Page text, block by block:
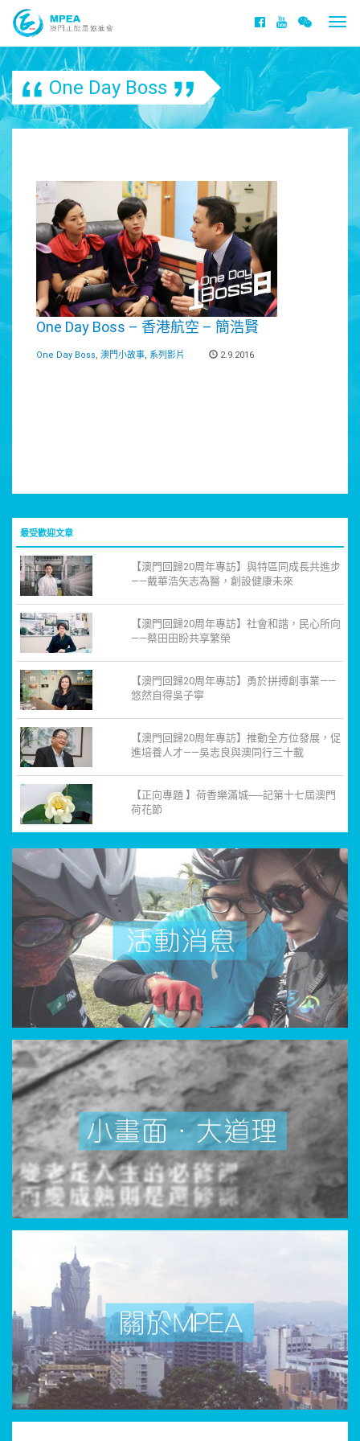
One Day Boss
One Day Boss – 香港航空 – 簡浩賢
One Day Boss, 澳門小故事, 系列影片 2.9.2016
最受歡迎文章
【澳門回歸20周年專訪】與特區同成長共進步
——戴華浩矢志為醫，創設健康未來
【澳門回歸20周年專訪】社會和諧，民心所向
——蔡田田盼共享繁榮
【澳門回歸20周年專訪】勇於拼搏創事業——
悠然自得吳子寧
【澳門回歸20周年專訪】推動全方位發展，促
進培養人才——吳志良與澳同行三十載
【正向專題 】荷香樂滿城──記第十七屆澳門
荷花節